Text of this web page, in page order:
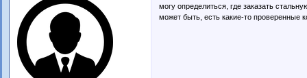
могу определиться, где заказать
может быть, есть какие-то проверенные